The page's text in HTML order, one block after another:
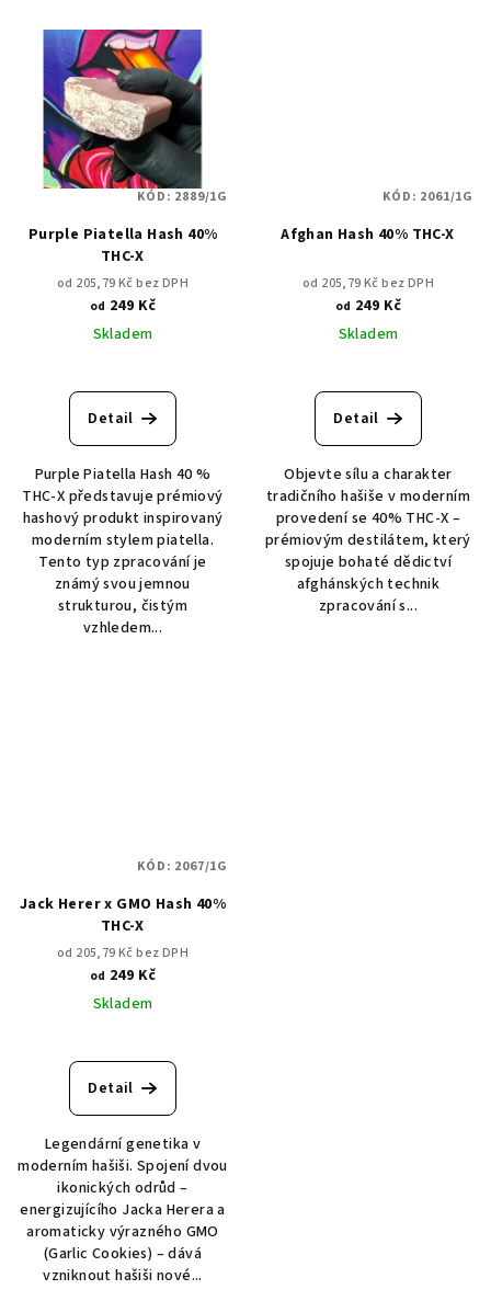
Purple Piatella Hash 40%
THC-X
od 205,79 Kč bez DPH
od 249 Kč
Skladem
Detail
Purple Piatella Hash 40 %
THC-X představuje prémiový
hashový produkt inspirovaný
moderním stylem piatella.
Tento typ zpracování je
známý svou jemnou
strukturou, čistým
vzhledem...
KÓD: 2889/1G
Afghan Hash 40% THC-X
od 205,79 Kč bez DPH
od 249 Kč
Skladem
Detail
Objevte sílu a charakter
tradičního hašiše v moderním
provedení se 40% THC-X –
prémiovým destilátem, který
spojuje bohaté dědictví
afghánských technik
zpracování s...
KÓD: 2061/1G
Jack Herer x GMO Hash 40%
THC-X
od 205,79 Kč bez DPH
od 249 Kč
Skladem
Detail
Legendární genetika v
moderním hašiši. Spojení dvou
ikonických odrůd –
energizujícího Jacka Herera a
aromaticky výrazného GMO
(Garlic Cookies) – dává
vzniknout hašiši nové...
KÓD: 2067/1G